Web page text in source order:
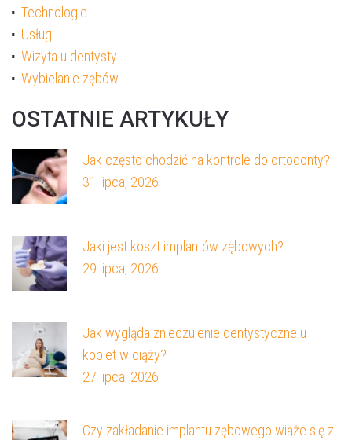
Technologie
Usługi
Wizyta u dentysty
Wybielanie zębów
OSTATNIE ARTYKUŁY
Jak często chodzić na kontrole do ortodonty?
31 lipca, 2026
Jaki jest koszt implantów zębowych?
29 lipca, 2026
Jak wygląda znieczulenie dentystyczne u
kobiet w ciąży?
27 lipca, 2026
Czy zakładanie implantu zębowego wiąże się z
Akceptuję